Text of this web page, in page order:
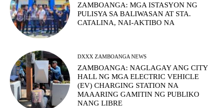
ZAMBOANGA: MGA ISTASYON NG
PULISYA SA BALIWASAN AT STA.
CATALINA, NAI-AKTIBO NA
DXXX ZAMBOANGA NEWS
ZAMBOANGA: NAGLAGAY ANG CITY
HALL NG MGA ELECTRIC VEHICLE
(EV) CHARGING STATION NA
MAAARING GAMITIN NG PUBLIKO
NANG LIBRE